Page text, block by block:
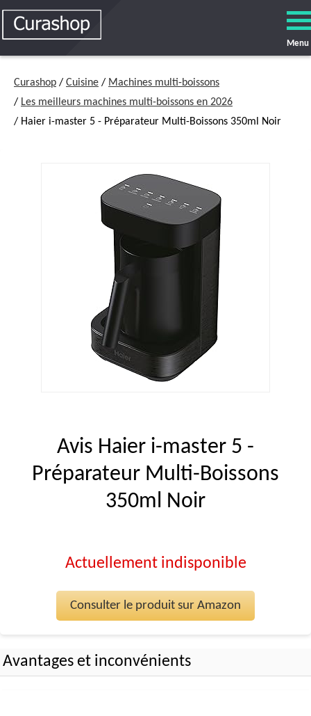
Menu
Curashop / Cuisine / Machines multi-boissons
/ Les meilleurs machines multi-boissons en 2026
/ Haier i-master 5 - Préparateur Multi-Boissons 350ml Noir
Avis Haier i-master 5 -
Préparateur Multi-Boissons
350ml Noir
Actuellement indisponible
Consulter le produit sur Amazon
Avantages et inconvénients